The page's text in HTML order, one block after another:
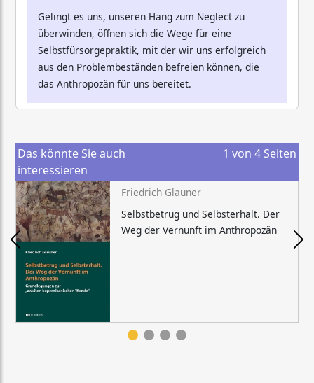
Gelingt es uns, unseren Hang zum Neglect zu
überwinden, öffnen sich die Wege für eine
Selbstfürsorgepraktik, mit der wir uns erfolgreich
aus den Problembeständen befreien können, die
das Anthropozän für uns bereitet.
Das könnte Sie auch
interessieren
1 von 4 Seiten
Friedrich Glauner
Selbstbetrug und Selbsterhalt. Der
Weg der Vernunft im Anthropozän